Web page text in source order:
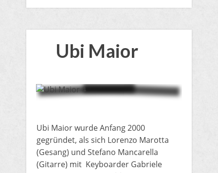
Ubi Maior
Ubi Maior wurde Anfang 2000
gegründet, als sich Lorenzo Marotta
(Gesang) und Stefano Mancarella
(Gitarre) mit Keyboarder Gabriele